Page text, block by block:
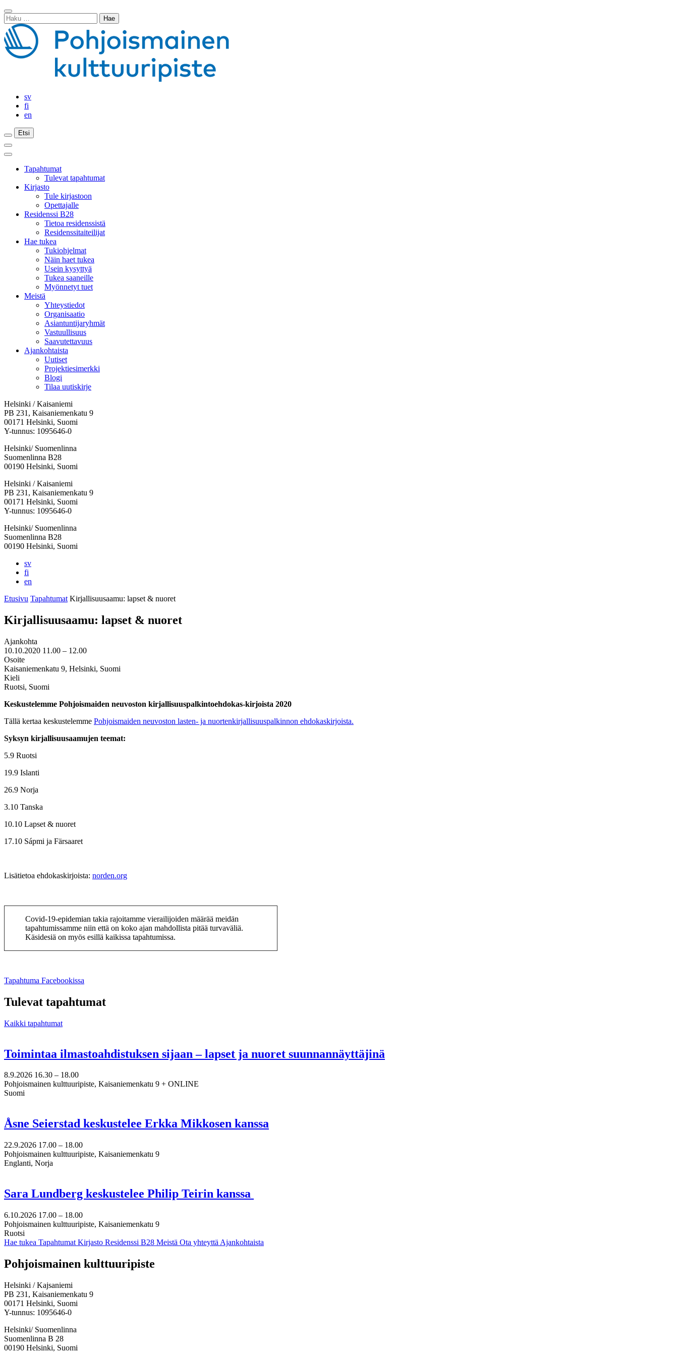
Siirry
sisältöön
Sulje
haku
Haku:
sv
fi
en
Etsi
Etsi
Etsi
Päävalikko
Sulje
päävalikkoTapahtumat
Tulevat tapahtumat
Kirjasto
Tule kirjastoon
Opettajalle
Residenssi B28
Tietoa residenssistä
Residenssitaiteilijat
Hae tukea
Tukiohjelmat
Näin haet tukea
Usein kysyttyä
Tukea saaneille
Myönnetyt tuet
Meistä
Yhteystiedot
Organisaatio
Asiantuntijaryhmät
Vastuullisuus
Saavutettavuus
Ajankohtaista
Uutiset
Projektiesimerkki
Blogi
Tilaa uutiskirje
Helsinki / Kaisaniemi
PB 231, Kaisaniemenkatu 9
00171 Helsinki, Suomi
Y-tunnus: 1095646-0
Helsinki/ Suomenlinna
Suomenlinna B28
00190 Helsinki, Suomi
Facebook:
Avataan
uuteen
välilehteen
Instagram:
Avataan
uuteen
välilehteen
TikTok:
Avataan
uuteen
välilehteen
Youtube:
Avataan
uuteen
välilehteen
Vimeo:
Avataan
uuteen
välilehteen
Helsinki / Kaisaniemi
PB 231, Kaisaniemenkatu 9
00171 Helsinki, Suomi
Y-tunnus: 1095646-0
Helsinki/ Suomenlinna
Suomenlinna B28
00190 Helsinki, Suomi
sv
fi
en
Etusivu Tapahtumat Kirjallisuusaamu: lapset & nuoret
Kirjallisuusaamu: lapset & nuoret
Ajankohta
10.10.2020 11.00 – 12.00
Osoite
Kaisaniemenkatu 9, Helsinki, Suomi
Kieli
Ruotsi, Suomi
Keskustelemme Pohjoismaiden neuvoston kirjallisuuspalkintoehdokas-kirjoista 2020
Tällä kertaa keskustelemme Pohjoismaiden neuvoston lasten- ja nuortenkirjallisuuspalkinnon ehdokaskirjoista.
Syksyn kirjallisuusaamujen teemat:
5.9 Ruotsi
19.9 Islanti
26.9 Norja
3.10 Tanska
10.10 Lapset & nuoret
17.10 Sápmi ja Färsaaret
Lisätietoa ehdokaskirjoista: norden.org
Covid-19-epidemian takia rajoitamme vierailijoiden määrää meidän
tapahtumissamme niin että on koko ajan mahdollista pitää turvaväliä.
Käsidesiä on myös esillä kaikissa tapahtumissa.
Tapahtuma Facebookissa
välilehteen
Tulevat tapahtumat
Kaikki tapahtumat
Toimintaa ilmastoahdistuksen sijaan – lapset ja nuoret suunnannäyttäjinä
8.9.2026 16.30 – 18.00
Pohjoismainen kulttuuripiste, Kaisaniemenkatu 9 + ONLINE
Suomi
Åsne Seierstad keskustelee Erkka Mikkosen kanssa
22.9.2026 17.00 – 18.00
Pohjoismainen kulttuuripiste, Kaisaniemenkatu 9
Englanti, Norja
Sara Lundberg keskustelee Philip Teirin kanssa
6.10.2026 17.00 – 18.00
Pohjoismainen kulttuuripiste, Kaisaniemenkatu 9
Ruotsi
Hae tukea Tapahtumat Kirjasto Residenssi B28 Meistä Ota yhteyttä Ajankohtaista
Facebook:
Avataan
välilehteen
Instagram:
Avataan
välilehteen
TikTok:
Avataan
välilehteen
Youtube:
Avataan
välilehteen
Vimeo:
Avataan
välilehteen
Pohjoismainen kulttuuripiste
Helsinki / Kajsaniemi
PB 231, Kaisaniemenkatu 9
00171 Helsinki, Suomi
Y-tunnus: 1095646-0
Helsinki/ Suomenlinna
Suomenlinna B 28
00190 Helsinki, Suomi